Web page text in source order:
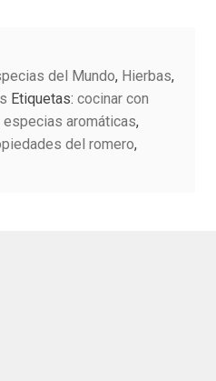
la
página
de
producto
múltiples
variantes.
Las
opciones
del Mundo, Hierbas,
Etiquetas: cocinar con
especias aromáticas,
del romero,